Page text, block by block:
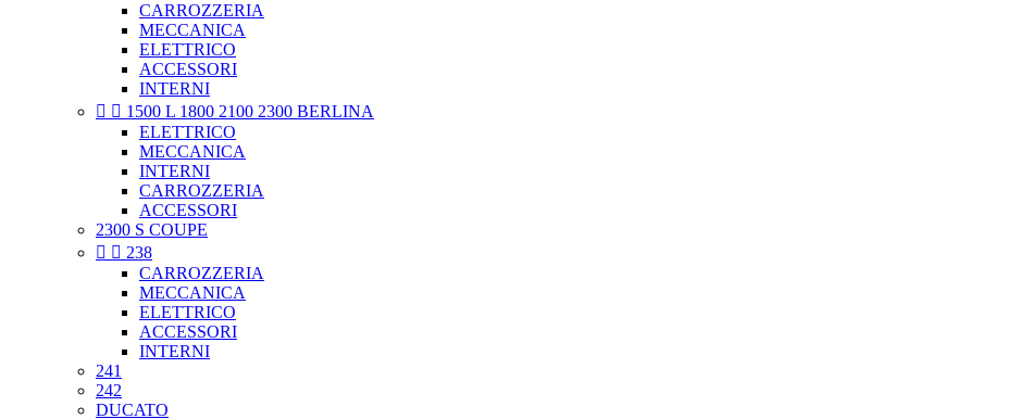
CARROZZERIA
MECCANICA
ELETTRICO
ACCESSORI
INTERNI
  1500 L 1800 2100 2300 BERLINA
ELETTRICO
MECCANICA
INTERNI
CARROZZERIA
ACCESSORI
2300 S COUPE
  238
CARROZZERIA
MECCANICA
ELETTRICO
ACCESSORI
INTERNI
241
242
DUCATO